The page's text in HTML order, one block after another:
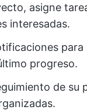
asigne
interesadas.
para
progreso.
de su